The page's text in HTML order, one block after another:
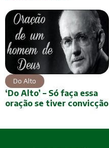
Do Alto
‘Do Alto’ – Só faça essa
oração se tiver convicção